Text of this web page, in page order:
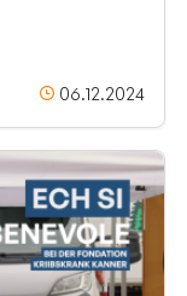
06.12.2024